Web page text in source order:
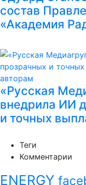
состав
«Академия
«Русская
внедрила ИИ
и точных
Теги
Комментарии
ENERGY